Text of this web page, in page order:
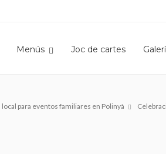
Menús Joc de cartes
local para eventos familiares en Polinyà